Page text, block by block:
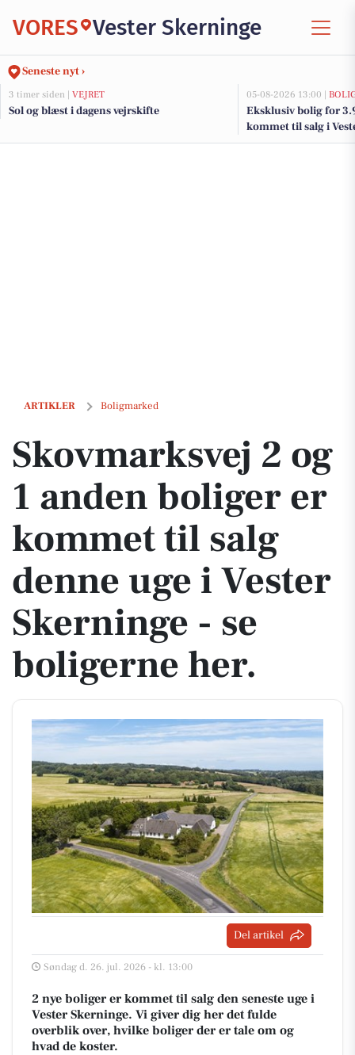
VORES Vester Skerninge
Seneste nyt ›
3 timer siden | VEJRET
Sol og blæst i dagens vejrskifte
05-08-2026 13:00 |
Eksklusiv bolig for
kommet til salg i
og de dyreste boliger
ARTIKLER Boligmarked
Skovmarksvej 2 og 1 anden boliger er kommet til salg denne uge i
Skovmarksvej 2 og
1 anden boliger er
kommet til salg
denne uge i Vester
Skerninge - se
boligerne her.
Del artikel
Søndag d. 26. jul. 2026 - kl. 13:00
2 nye boliger er kommet til salg den seneste uge i
Vester Skerninge. Vi giver dig her det fulde
overblik over, hvilke boliger der er tale om og
hvad de koster.